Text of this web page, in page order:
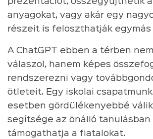
anyagokat, vagy akár egy
részeit is feloszthatják egymás
A ChatGPT ebben a térben
válaszol, hanem képes
rendszerezni vagy
ötleteit. Egy iskolai
esetben gördülékenyebbé válik,
segítsége az önálló tanulásban
támogathatja a fiatalokat.